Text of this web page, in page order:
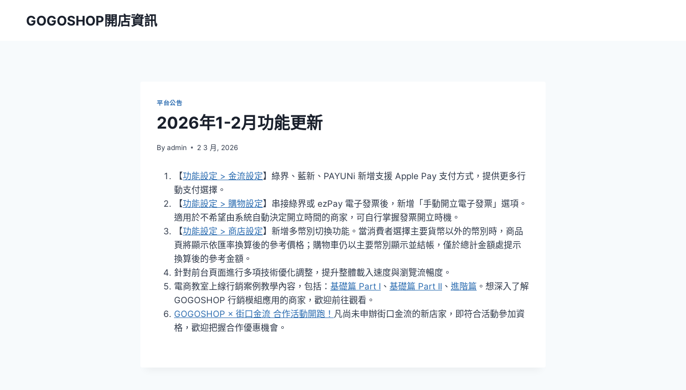
GOGOSHOP開店資訊
平台公告
2026年1-2月功能更新
By admin 2 3 月, 2026
【功能設定 > 金流設定】綠界、藍新、PAYUNi 新增支援 Apple Pay 支付方式，提供更多行
動支付選擇。
【功能設定 > 購物設定】串接綠界或 ezPay 電子發票後，新增「手動開立電子發票」選項。
適用於不希望由系統自動決定開立時間的商家，可自行掌握發票開立時機。
【功能設定 > 商店設定】新增多幣別切換功能。當消費者選擇主要貨幣以外的幣別時，商品
頁將顯示依匯率換算後的參考價格；購物車仍以主要幣別顯示並結帳，僅於總計金額處提示
換算後的參考金額。
針對前台頁面進行多項技術優化調整，提升整體載入速度與瀏覽流暢度。
電商教室上線行銷案例教學內容，包括： 基礎篇 Part I 、 基礎篇 Part II 、 進階篇 。想深入了解
GOGOSHOP 行銷模組應用的商家，歡迎前往觀看。
GOGOSHOP × 街口金流 合作活動開跑！ 凡尚未申辦街口金流的新店家，即符合活動參加資
格，歡迎把握合作優惠機會。